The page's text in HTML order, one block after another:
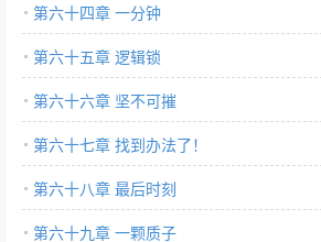
第六十四章 一分钟
第六十五章 逻辑锁
第六十六章 坚不可摧
第六十七章 找到办法了！
第六十八章 最后时刻
第六十九章 一颗质子